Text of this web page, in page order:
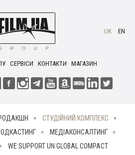
СЕРВІСИ КОНТАКТИ МАГАЗИН
UK EN
СТУДІЙНИЙ КОМПЛЕКС
МЕДІАКОНСАЛТИНГ
WE SUPPORT UN GLOBAL COMPACT